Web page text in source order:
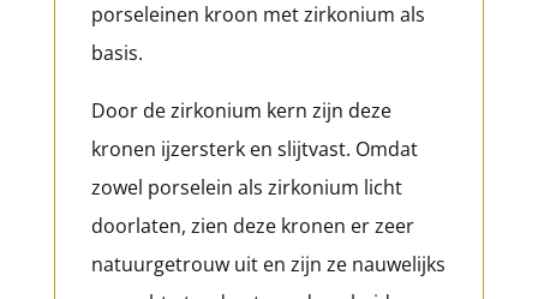
porseleinen kroon met zirkonium als
basis.
Door de zirkonium kern zijn deze
kronen ijzersterk en slijtvast. Omdat
zowel porselein als zirkonium licht
doorlaten, zien deze kronen er zeer
natuurgetrouw uit en zijn ze nauwelijks